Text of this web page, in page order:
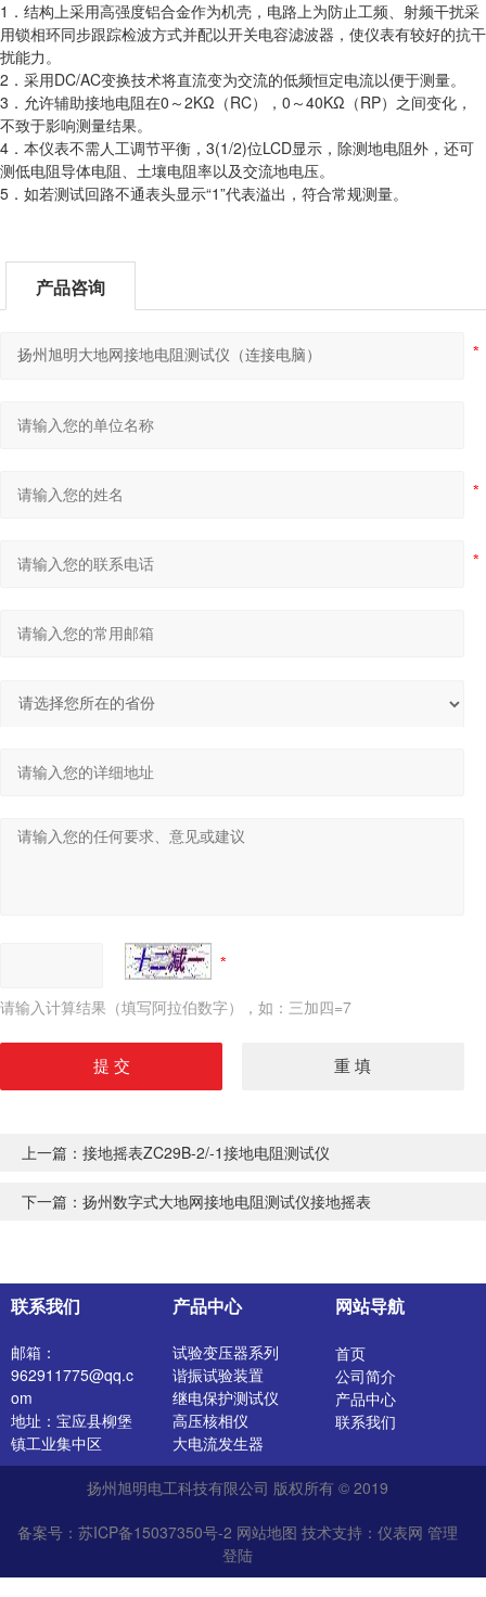
1．结构上采用高强度铝合金作为机壳，电路上为防止工频、射频干扰采
用锁相环同步跟踪检波方式并配以开关电容滤波器，使仪表有较好的抗干
扰能力。
2．采用DC/AC变换技术将直流变为交流的低频恒定电流以便于测量。
3．允许辅助接地电阻在0～2KΩ（RC），0～40KΩ（RP）之间变化，
不致于影响测量结果。
4．本仪表不需人工调节平衡，3(1/2)位LCD显示，除测地电阻外，还可
测低电阻导体电阻、土壤电阻率以及交流地电压。
5．如若测试回路不通表头显示“1”代表溢出，符合常规测量。
产品咨询
请输入计算结果（填写阿拉伯数字），如：三加四=7
上一篇： 接地摇表ZC29B-2/-1接地电阻测试仪
下一篇： 扬州数字式大地网接地电阻测试仪接地摇表
联系我们
邮箱：
962911775@qq.c
om
地址：宝应县柳堡
镇工业集中区
产品中心
试验变压器系列
谐振试验装置
继电保护测试仪
高压核相仪
大电流发生器
开关特性测试仪
高压发生器
介质损耗测试仪
直流电阻测试仪
绝缘油介电强度测
网站导航
首页
公司简介
产品中心
联系我们
扬州旭明电工科技有限公司 版权所有 © 2019
备案号：苏ICP备15037350号-2 网站地图 技术支持： 仪表网 管理
登陆